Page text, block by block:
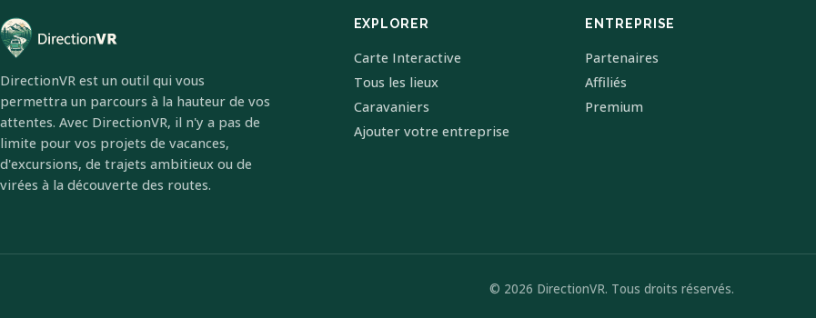
DirectionVR est un outil qui vous
permettra un parcours à la hauteur de vos
attentes. Avec DirectionVR, il n'y a pas de
limite pour vos projets de vacances,
d'excursions, de trajets ambitieux ou de
virées à la découverte des routes.
EXPLORER
Carte Interactive
Tous les lieux
Caravaniers
Ajouter votre entreprise
ENTREPRISE
Partenaires
Affiliés
Premium
© 2026 DirectionVR. Tous droits réservés.